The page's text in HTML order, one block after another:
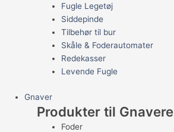
Fugle Legetøj
Siddepinde
Tilbehør til bur
Skåle & Foderautomater
Redekasser
Levende Fugle
Gnaver
Produkter til Gnavere
Foder